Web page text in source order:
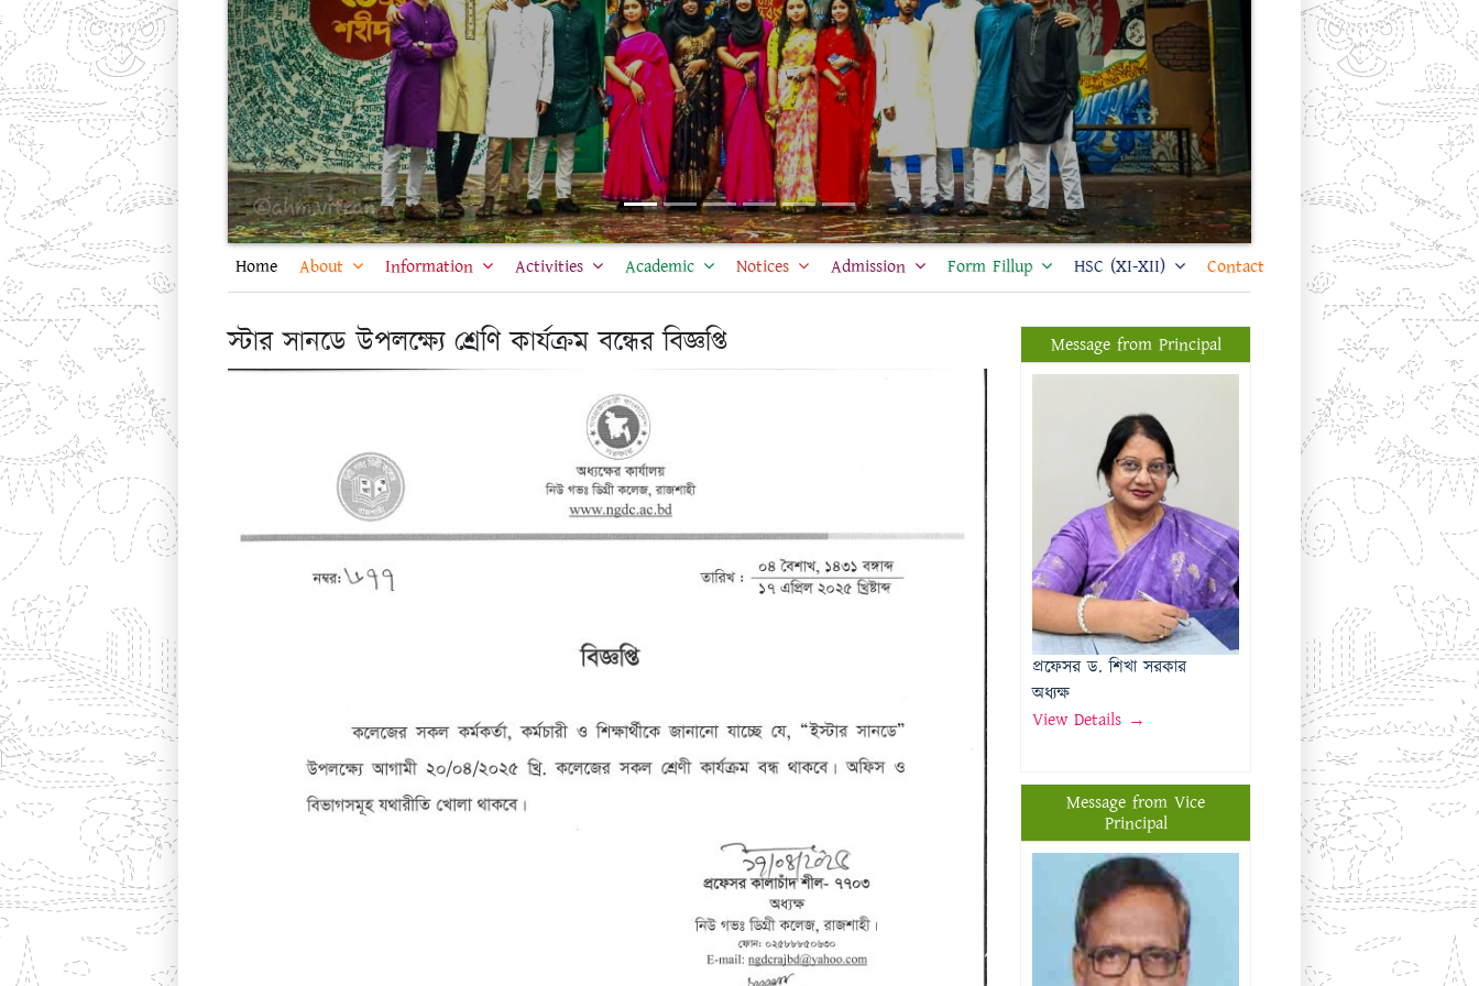
Home About Information Activities Academic Notices Admission Form Fillup HSC (XI-XII) Contact
স্টার সানডে উপলক্ষ্যে শ্রেণি কার্যক্রম বন্ধের বিজ্ঞপ্তি Message from Principal
প্রফেসর ড. শিখা সরকার
অধ্যক্ষ
View Details →
Message from Vice
Principal
প্রফেসর মোঃ মতিউর রহমান